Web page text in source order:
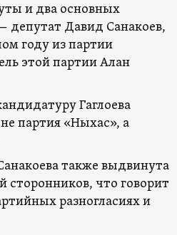
и два основных
депутат Давид Санакоев,
году из партии
этой партии Алан
Гаглоева
партия «Ныхас», а
также выдвинута
сторонников, что говорит
разногласиях и